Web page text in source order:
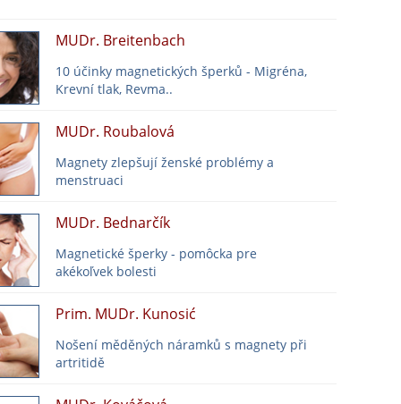
MUDr. Breitenbach
10 účinky magnetických šperků - Migréna,
Krevní tlak, Revma..
MUDr. Roubalová
Magnety zlepšují ženské problémy a
menstruaci
MUDr. Bednarčík
Magnetické šperky - pomôcka pre
akékoľvek bolesti
Prim. MUDr. Kunosić
Nošení měděných náramků s magnety při
artritidě